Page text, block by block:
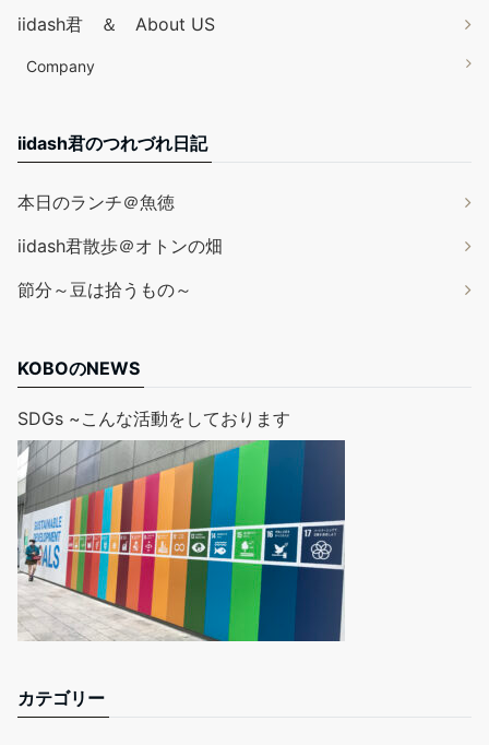
iidash君 ＆ About US
Company
iidash君のつれづれ日記
本日のランチ＠魚徳
iidash君散歩＠オトンの畑
節分～豆は拾うもの～
KOBOのNEWS
SDGs ~こんな活動をしております
カテゴリー